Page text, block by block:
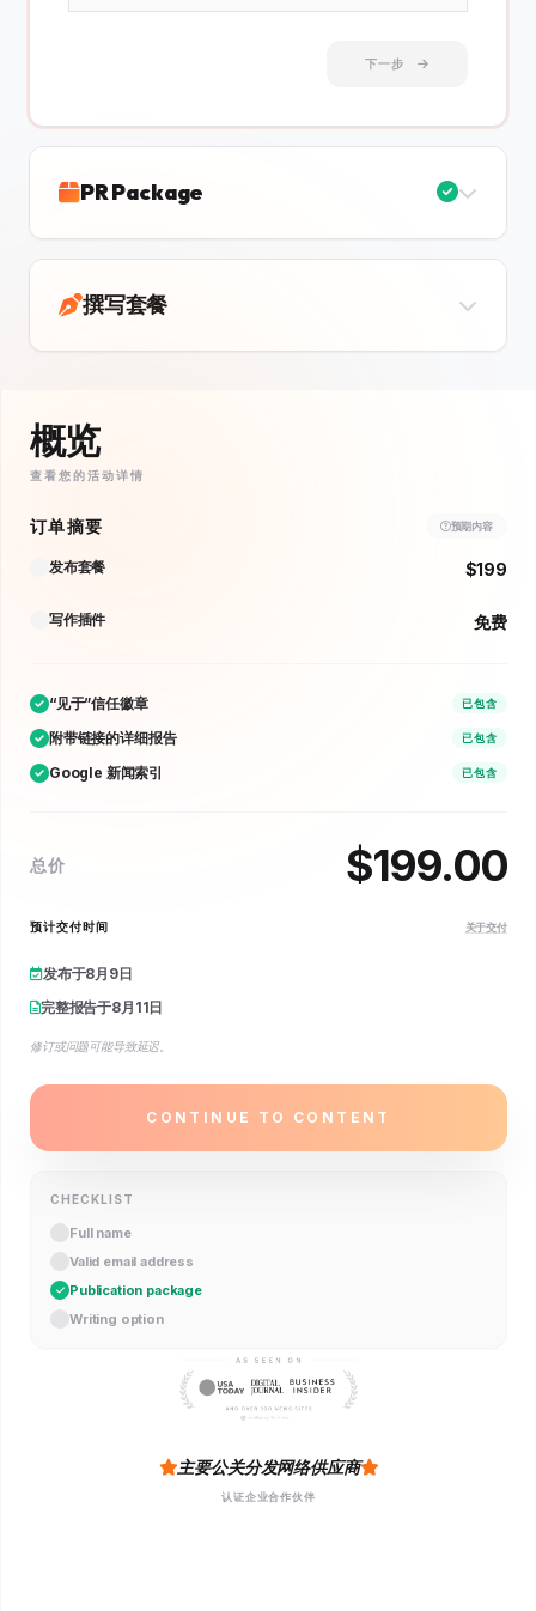
下一步
PR Package
撰写套餐
概览
查看您的活动详情
订单摘要 预期内容
发布套餐 $199
写作插件 免费
“见于”信任徽章 已包含
附带链接的详细报告 已包含
Google 新闻索引 已包含
总价 $199.00
预计交付时间 关于交付
发布于8月9日
完整报告于8月11日
修订或问题可能导致延迟。
CONTINUE TO CONTENT
CHECKLIST
Full name
Valid email address
Publication package
Writing option
主要公关分发网络供应商
认证企业合作伙伴